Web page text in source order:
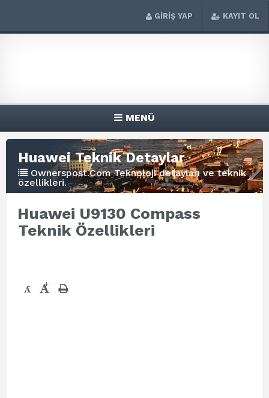
GİRİŞ YAP KAYIT OL
MENÜ
Huawei Teknik Detaylar
Ownerspost.Com Teknoloji detayları ve teknik
özellikleri.
Huawei U9130 Compass
Teknik Özellikleri
- +